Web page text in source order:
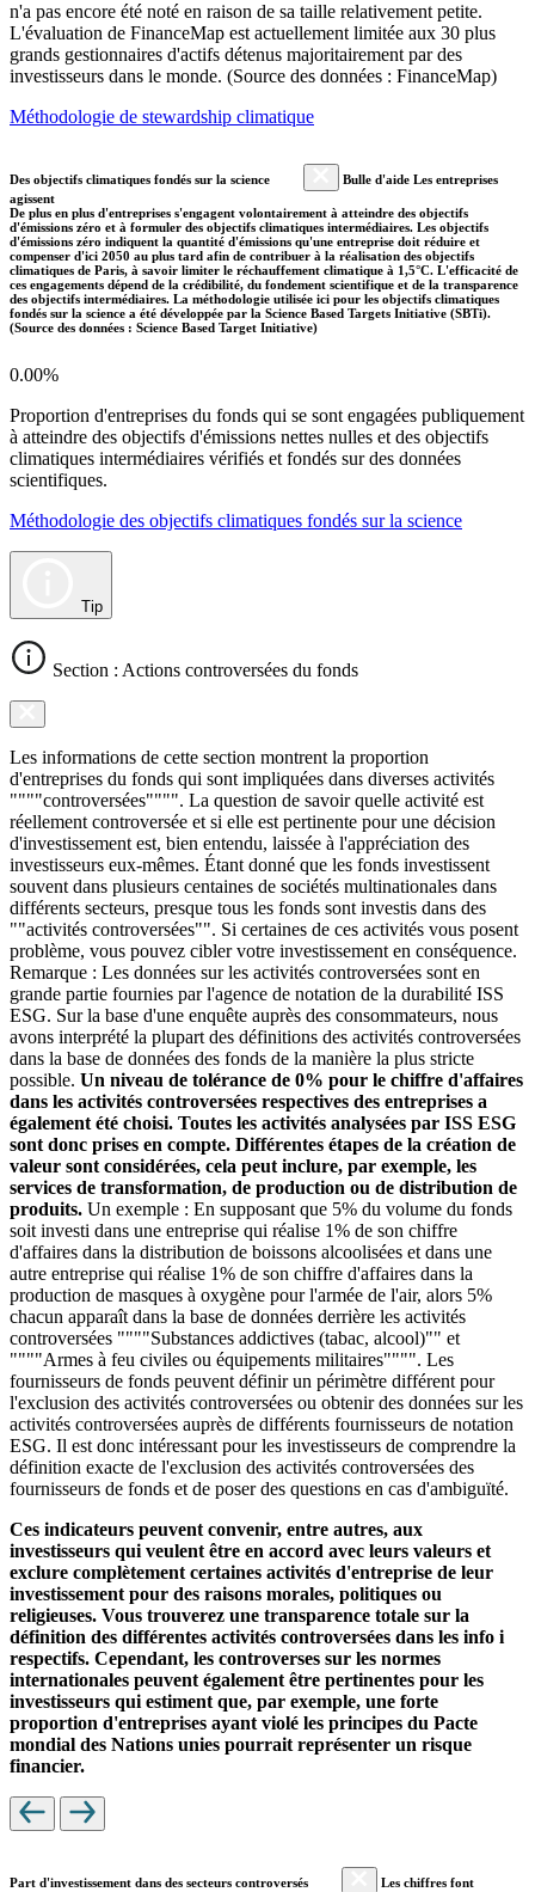
n'a pas encore été noté en raison de sa taille relativement petite.
L'évaluation de FinanceMap est actuellement limitée aux 30 plus
grands gestionnaires d'actifs détenus majoritairement par des
investisseurs dans le monde. (Source des données : FinanceMap)
Méthodologie de stewardship climatique
Des objectifs climatiques fondés sur la science
Bulle d'aide Les entreprises
agissent
De plus en plus d'entreprises s'engagent volontairement à atteindre des objectifs
d'émissions zéro et à formuler des objectifs climatiques intermédiaires. Les objectifs
d'émissions zéro indiquent la quantité d'émissions qu'une entreprise doit réduire et
compenser d'ici 2050 au plus tard afin de contribuer à la réalisation des objectifs
climatiques de Paris, à savoir limiter le réchauffement climatique à 1,5°C. L'efficacité de
ces engagements dépend de la crédibilité, du fondement scientifique et de la transparence
des objectifs intermédiaires. La méthodologie utilisée ici pour les objectifs climatiques
fondés sur la science a été développée par la Science Based Targets Initiative (SBTi).
(Source des données : Science Based Target Initiative)
0.00%
Proportion d'entreprises du fonds qui se sont engagées publiquement
à atteindre des objectifs d'émissions nettes nulles et des objectifs
climatiques intermédiaires vérifiés et fondés sur des données
scientifiques.
Méthodologie des objectifs climatiques fondés sur la science
Tip
Section : Actions controversées du fonds
Les informations de cette section montrent la proportion
d'entreprises du fonds qui sont impliquées dans diverses activités
""""controversées"""". La question de savoir quelle activité est
réellement controversée et si elle est pertinente pour une décision
d'investissement est, bien entendu, laissée à l'appréciation des
investisseurs eux-mêmes. Étant donné que les fonds investissent
souvent dans plusieurs centaines de sociétés multinationales dans
différents secteurs, presque tous les fonds sont investis dans des
""activités controversées"". Si certaines de ces activités vous posent
problème, vous pouvez cibler votre investissement en conséquence.
Remarque : Les données sur les activités controversées sont en
grande partie fournies par l'agence de notation de la durabilité ISS
ESG. Sur la base d'une enquête auprès des consommateurs, nous
avons interprété la plupart des définitions des activités controversées
dans la base de données des fonds de la manière la plus stricte
possible. Un niveau de tolérance de 0% pour le chiffre d'affaires
dans les activités controversées respectives des entreprises a
également été choisi. Toutes les activités analysées par ISS ESG
sont donc prises en compte. Différentes étapes de la création de
valeur sont considérées, cela peut inclure, par exemple, les
services de transformation, de production ou de distribution de
produits. Un exemple : En supposant que 5% du volume du fonds
soit investi dans une entreprise qui réalise 1% de son chiffre
d'affaires dans la distribution de boissons alcoolisées et dans une
autre entreprise qui réalise 1% de son chiffre d'affaires dans la
production de masques à oxygène pour l'armée de l'air, alors 5%
chacun apparaît dans la base de données derrière les activités
controversées """"Substances addictives (tabac, alcool)"" et
""""Armes à feu civiles ou équipements militaires"""". Les
fournisseurs de fonds peuvent définir un périmètre différent pour
l'exclusion des activités controversées ou obtenir des données sur les
activités controversées auprès de différents fournisseurs de notation
ESG. Il est donc intéressant pour les investisseurs de comprendre la
définition exacte de l'exclusion des activités controversées des
fournisseurs de fonds et de poser des questions en cas d'ambiguïté.
Ces indicateurs peuvent convenir, entre autres, aux
investisseurs qui veulent être en accord avec leurs valeurs et
exclure complètement certaines activités d'entreprise de leur
investissement pour des raisons morales, politiques ou
religieuses. Vous trouverez une transparence totale sur la
définition des différentes activités controversées dans les info i
respectifs. Cependant, les controverses sur les normes
internationales peuvent également être pertinentes pour les
investisseurs qui estiment que, par exemple, une forte
proportion d'entreprises ayant violé les principes du Pacte
mondial des Nations unies pourrait représenter un risque
financier.
Part d'investissement dans des secteurs controversés
Les chiffres font